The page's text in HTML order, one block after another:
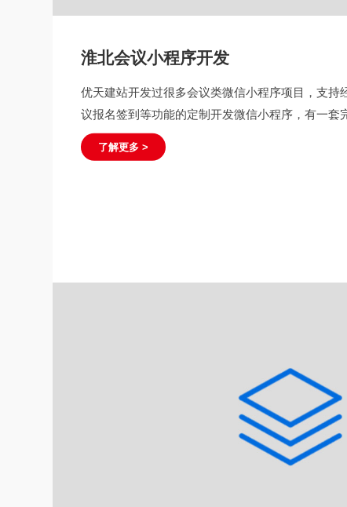
淮北会议小程序开发
优天建站开发过很多会议类微信小程序项目，支持
议报名签到等功能的定制开发微信小程序，有一套
了解更多 >